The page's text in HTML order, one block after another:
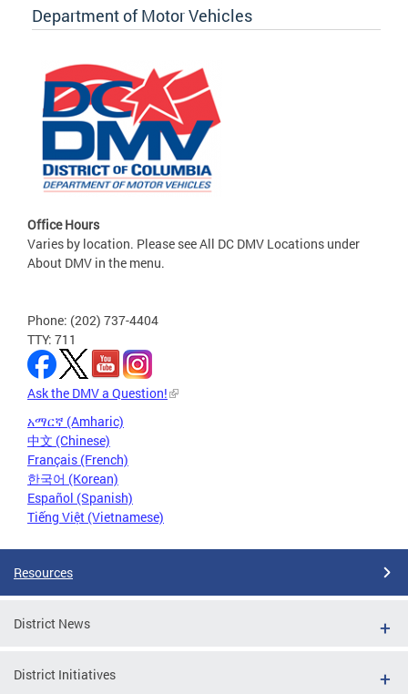
Department of Motor Vehicles
Office Hours
Varies by location. Please see All DC DMV Locations under
About DMV in the menu.
Phone: (202) 737-4404
TTY: 711
Ask the DMV a Question!
አማርኛ (Amharic)
中文 (Chinese)
Français (French)
한국어 (Korean)
Español (Spanish)
Tiếng Việt (Vietnamese)
Resources
District News
District Initiatives